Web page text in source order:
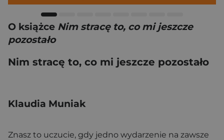
O książce Nim stracę to, co mi jeszcze
pozostało
Nim stracę to, co mi jeszcze pozostało
Klaudia Muniak
Znasz to uczucie, gdy jedno wydarzenie na zawsze